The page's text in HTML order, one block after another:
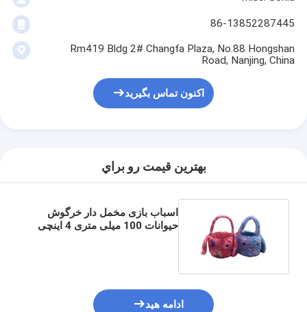
86-13852287445
Rm419 Bldg 2# Changfa Plaza, No.88 Hongshan
Road, Nanjing, China
اکنون تماس بگیرید
بهترين قيمت رو براي
اسباب بازی مخمل دار خرگوش
حیوانات 100 میلی متری 4 اینچی
ادامه هید